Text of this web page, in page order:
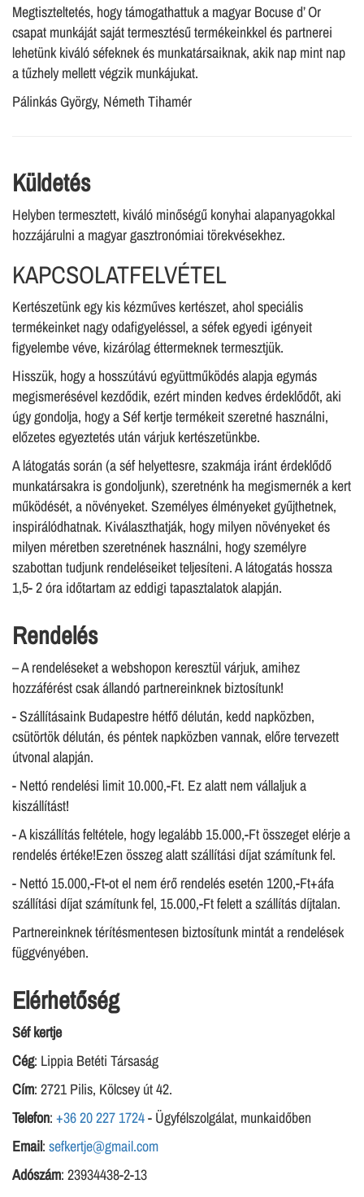
Megtiszteltetés, hogy támogathattuk a magyar Bocuse d’ Or
csapat munkáját saját termesztésű termékeinkkel és partnerei
lehetünk kiváló séfeknek és munkatársaiknak, akik nap mint nap
a tűzhely mellett végzik munkájukat.
Pálinkás György, Németh Tihamér
Küldetés
Helyben termesztett, kiváló minőségű konyhai alapanyagokkal
hozzájárulni a magyar gasztronómiai törekvésekhez.
KAPCSOLATFELVÉTEL
Kertészetünk egy kis kézműves kertészet, ahol speciális
termékeinket nagy odafigyeléssel, a séfek egyedi igényeit
figyelembe véve, kizárólag éttermeknek termesztjük.
Hisszük, hogy a hosszútávú együttműködés alapja egymás
megismerésével kezdődik, ezért minden kedves érdeklődőt, aki
úgy gondolja, hogy a Séf kertje termékeit szeretné használni,
előzetes egyeztetés után várjuk kertészetünkbe.
A látogatás során (a séf helyettesre, szakmája iránt érdeklődő
munkatársakra is gondoljunk), szeretnénk ha megismernék a kert
működését, a növényeket. Személyes élményeket gyűjthetnek,
inspirálódhatnak. Kiválaszthatják, hogy milyen növényeket és
milyen méretben szeretnének használni, hogy személyre
szabottan tudjunk rendeléseiket teljesíteni. A látogatás hossza
1,5- 2 óra időtartam az eddigi tapasztalatok alapján.
Rendelés
– A rendeléseket a webshopon keresztül várjuk, amihez
hozzáférést csak állandó partnereinknek biztosítunk!
- Szállításaink Budapestre hétfő délután, kedd napközben,
csütörtök délután, és péntek napközben vannak, előre tervezett
útvonal alapján.
- Nettó rendelési limit 10.000,-Ft. Ez alatt nem vállaljuk a
kiszállítást!
- A kiszállítás feltétele, hogy legalább 15.000,-Ft összeget elérje a
rendelés értéke!Ezen összeg alatt szállítási díjat számítunk fel.
- Nettó 15.000,-Ft-ot el nem érő rendelés esetén 1200,-Ft+áfa
szállítási díjat számítunk fel, 15.000,-Ft felett a szállítás díjtalan.
Partnereinknek térítésmentesen biztosítunk mintát a rendelések
függvényében.
Elérhetőség
Séf kertje
Cég: Lippia Betéti Társaság
Cím: 2721 Pilis, Kölcsey út 42.
Telefon: +36 20 227 1724- Ügyfélszolgálat, munkaidőben
Email: sefkertje@gmail.com
Adószám: 23934438-2-13